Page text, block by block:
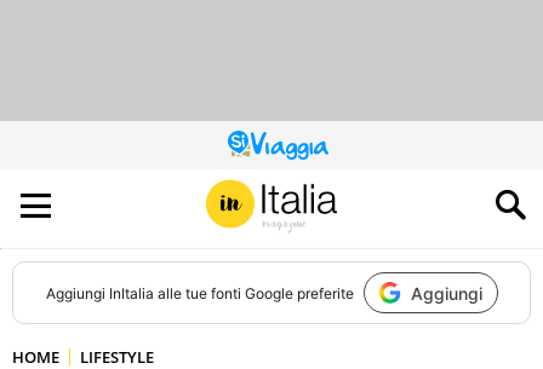
QUESTO
SITO
CONTRIBUISCE
ALL’AUDIENCE
DI
Aggiungi InItalia alle tue fonti Google preferite Aggiungi
HOME LIFESTYLE